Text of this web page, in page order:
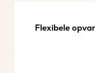
Flexibele